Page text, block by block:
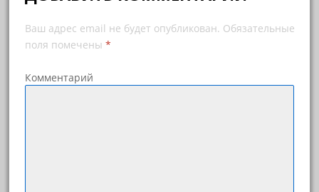
Ваш адрес email не будет опубликован. Обязательные
поля помечены *
Комментарий